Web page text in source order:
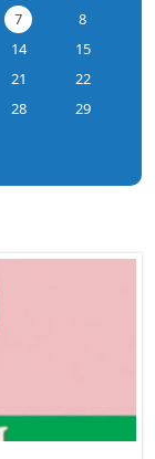
7
8
14
15
21
22
28
29